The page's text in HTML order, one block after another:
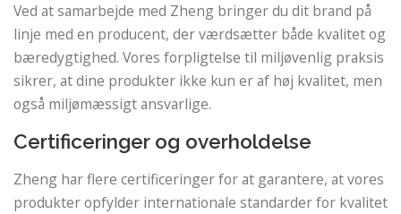
Ved at samarbejde med Zheng bringer du dit brand på
linje med en producent, der værdsætter både kvalitet og
bæredygtighed. Vores forpligtelse til miljøvenlig praksis
sikrer, at dine produkter ikke kun er af høj kvalitet, men
også miljømæssigt ansvarlige.
Certificeringer og overholdelse
Zheng har flere certificeringer for at garantere, at vores
produkter opfylder internationale standarder for kvalitet